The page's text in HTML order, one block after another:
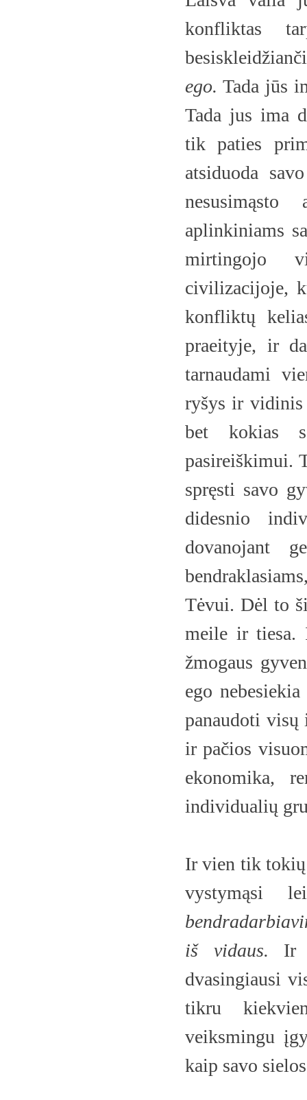
konfliktas
ego. Tada jūs
Tada jus ima
tik paties
atsiduoda
aplinkiniams
mirtingojo
civilizacijoje,
konfliktų
praeityje, ir
tarnaudami
ryšys ir vidinis
bet kokias
pasireiškimui.
spręsti savo
didesnio
dovanojant
Tėvui. Dėl to
meile ir tiesa.
žmogaus
ego
panaudoti
ir pačios
ekonomika,
individualių
Ir vien tik
vystymąsi
iš vidaus. Ir
dvasingiausi
tikru
veiksmingu
kaip savo